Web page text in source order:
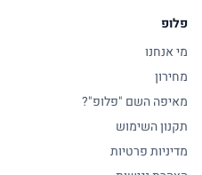
פלופ
מי אנחנו
מחירון
מאיפה השם "פלופ"?
תקנון השימוש
מדיניות פרטיות